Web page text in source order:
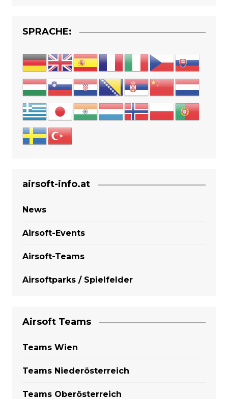
SPRACHE:
airsoft-info.at
News
Airsoft-Events
Airsoft-Teams
Airsoftparks / Spielfelder
Airsoft Teams
Teams Wien
Teams Niederösterreich
Teams Oberösterreich